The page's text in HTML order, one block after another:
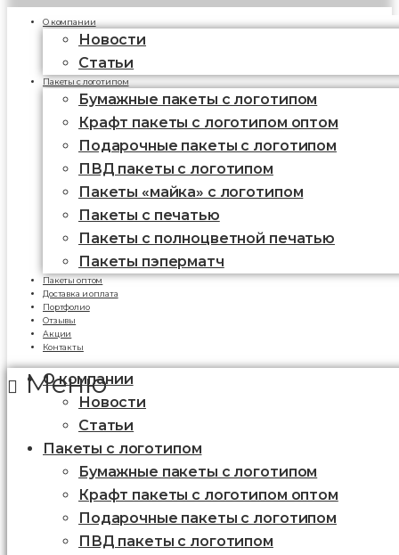
О компании
Новости
Статьи
Пакеты с логотипом
Бумажные пакеты с логотипом
Крафт пакеты с логотипом оптом
Подарочные пакеты с логотипом
ПВД пакеты с логотипом
Пакеты «майка» с логотипом
Пакеты c печатью
Пакеты с полноцветной печатью
Пакеты пэперматч
Пакеты оптом
Доставка и оплата
Портфолио
Отзывы
Акции
Контакты
Меню
О компании
Новости
Статьи
Пакеты с логотипом
Бумажные пакеты с логотипом
Крафт пакеты с логотипом оптом
Подарочные пакеты с логотипом
ПВД пакеты с логотипом